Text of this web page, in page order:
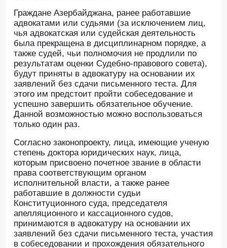
Граждане Азербайджана, ранее работавшие
адвокатами или судьями (за исключением лиц,
чья адвокатская или судейская деятельность
была прекращена в дисциплинарном порядке, а
также судей, чьи полномочия не продлили по
результатам оценки Судебно-правового совета),
будут приняты в адвокатуру на основании их
заявлений без сдачи письменного теста. Для
этого им предстоит пройти собеседование и
успешно завершить обязательное обучение.
Данной возможностью можно воспользоваться
только один раз.
Согласно законопроекту, лица, имеющие ученую
степень доктора юридических наук, лица,
которым присвоено почетное звание в области
права соответствующим органом
исполнительной власти, а также ранее
работавшие в должности судьи
Конституционного суда, председателя
апелляционного и кассационного судов,
принимаются в адвокатуру на основании их
заявлений без сдачи письменного теста, участия
в собеседовании и прохождения обязательного